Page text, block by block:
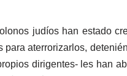
judíos han estado
para aterrorizarlos,
dirigentes- les han